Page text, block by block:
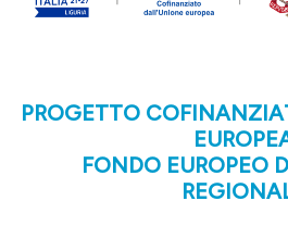
PROGETTO
FONDO EUROPEO